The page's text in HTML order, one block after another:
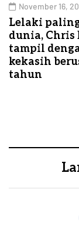
November 16,
Lelaki
dunia, Chris
tampil
kekasih
tahun